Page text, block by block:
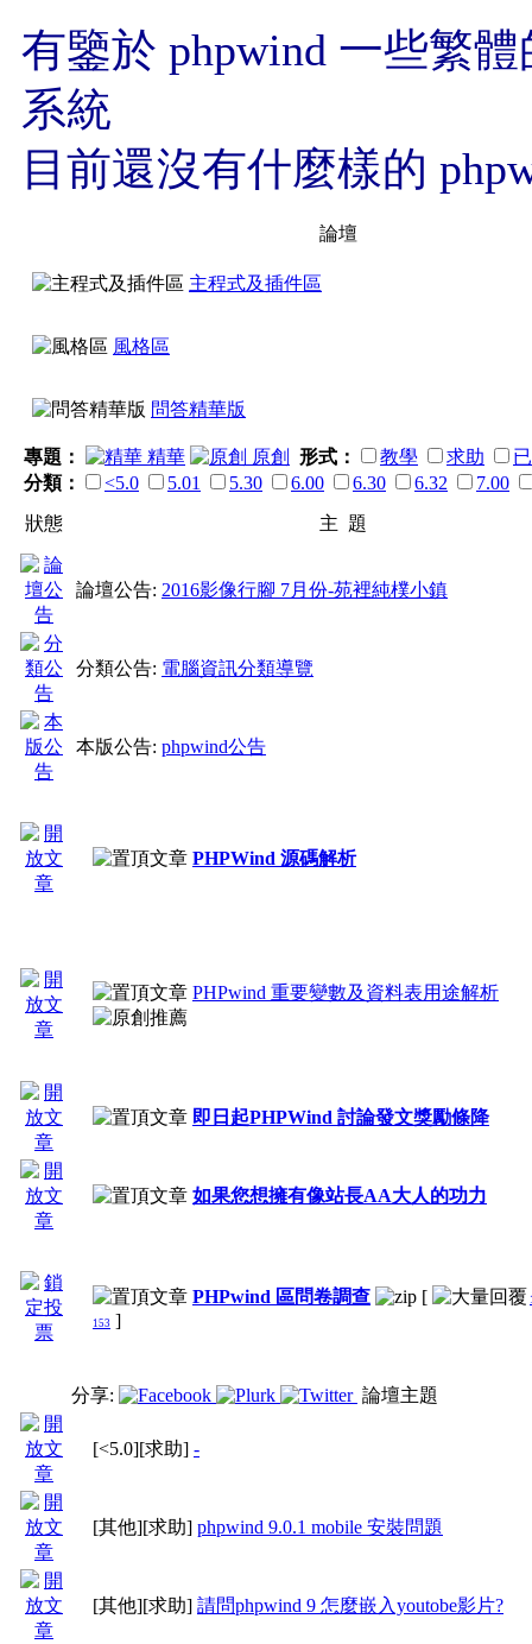
有鑒於 phpwind 一些繁
系統
目前還沒有什麼樣的
我深信 許多人會西進取
還是需要我們自己多琢磨
不論是 新手 或是 老手
互相的分享
讓 繁體 phpwind 再這裡
版規
1.勿串改售價與發文格
2.所有的發布的風格
3.目前插件區不限發文
論壇
主程式及插件區
風格區
問答精華版
專題： 精華 原創 形式： 教學 求助
分類：
<5.0 5.01 5.30 6.00 6.30 6.32
7.00
狀態
主 題
論壇公告: 2016影像行腳 7月份-苑裡純樸小鎮
分類公告: 電腦資訊分類導覽
本版公告: phpwind公告
PHPWind 源碼解析
PHPwind 重要變數及資料表用途解析
即日起PHPWind 討論發文獎勵條降
如果您想擁有像站長AA大人的功力
PHPwind 區問卷調查 [
153 ]
分享: 論壇主題
[<5.0][求助] -
[其他][求助] phpwind 9.0.1 mobile 安裝問題
[其他][求助] 請問phpwind 9 怎麼嵌入youtobe影片?